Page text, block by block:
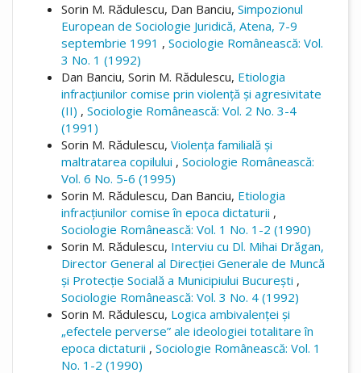
Sorin M. Rădulescu, Dan Banciu, Simpozionul
European de Sociologie Juridică, Atena, 7-9
septembrie 1991 , Sociologie Românească: Vol.
3 No. 1 (1992)
Dan Banciu, Sorin M. Rădulescu, Etiologia
infracțiunilor comise prin violență și agresivitate
(II) , Sociologie Românească: Vol. 2 No. 3-4
(1991)
Sorin M. Rădulescu, Violența familială și
maltratarea copilului , Sociologie Românească:
Vol. 6 No. 5-6 (1995)
Sorin M. Rădulescu, Dan Banciu, Etiologia
infracțiunilor comise în epoca dictaturii ,
Sociologie Românească: Vol. 1 No. 1-2 (1990)
Sorin M. Rădulescu, Interviu cu Dl. Mihai Drăgan,
Director General al Direcției Generale de Muncă
și Protecție Socială a Municipiului București ,
Sociologie Românească: Vol. 3 No. 4 (1992)
Sorin M. Rădulescu, Logica ambivalenței și
„efectele perverse” ale ideologiei totalitare în
epoca dictaturii , Sociologie Românească: Vol. 1
No. 1-2 (1990)